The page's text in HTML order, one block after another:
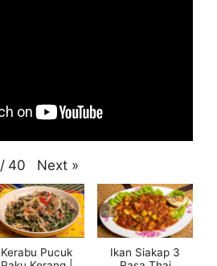
/ 40 Next »
Kerabu Pucuk
Ikan Siakap 3